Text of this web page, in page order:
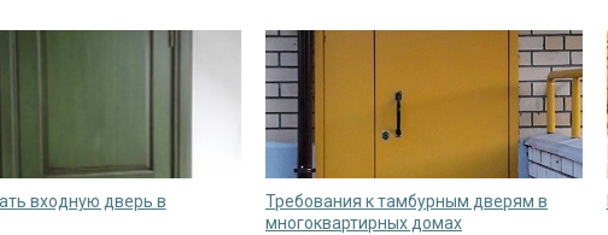
входную дверь в
Требования к тамбурным дверям в
многоквартирных домах